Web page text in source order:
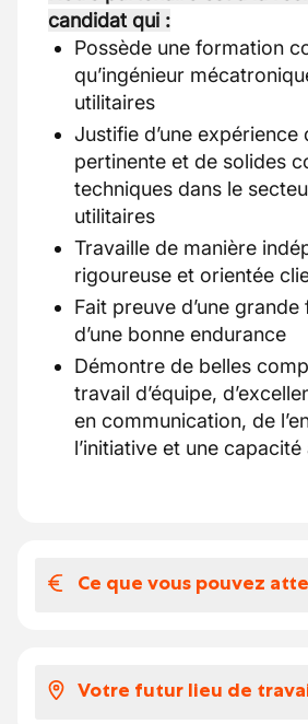
candidat qui :
Possède une formation
qu’ingénieur
utilitaires
Justifie d’une expérience
pertinente et de solides
techniques dans le
utilitaires
Travaille de manière
rigoureuse et orientée
Fait preuve d’une
d’une bonne endurance
Démontre de belles
travail d’équipe,
en communication, de
l’initiative et une capacité
Ce que vous pouvez
Après une période
Votre futur lieu de